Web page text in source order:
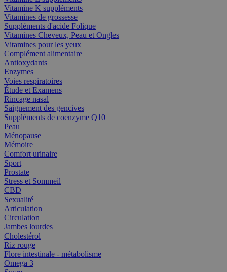
Vitamine K suppléments
Vitamines de grossesse
Suppléments d'acide Folique
Vitamines Cheveux, Peau et Ongles
Vitamines pour les yeux
Complément alimentaire
Antioxydants
Enzymes
Voies respiratoires
Étude et Examens
Rincage nasal
Saignement des gencives
Suppléments de coenzyme Q10
Peau
Ménopause
Mémoire
Comfort urinaire
Sport
Prostate
Stress et Sommeil
CBD
Sexualité
Articulation
Circulation
Jambes lourdes
Cholestérol
Riz rouge
Flore intestinale - métabolisme
Omega 3